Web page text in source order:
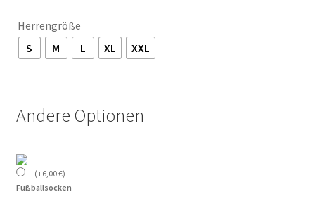
Herrengröße
S
M L XL XXL
Andere Optionen
(+6,00€)
Fußballsocken